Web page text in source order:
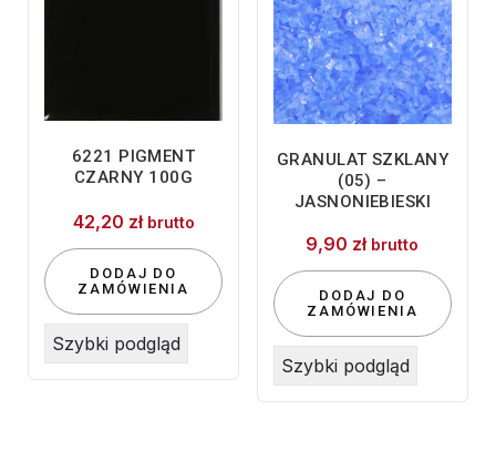
6221 PIGMENT
CZARNY 100G
42,20 zł brutto
DODAJ DO
ZAMÓWIENIA
Szybki podgląd
GRANULAT SZKLANY
(05) –
JASNONIEBIESKI
9,90 zł brutto
DODAJ DO
ZAMÓWIENIA
Szybki podgląd